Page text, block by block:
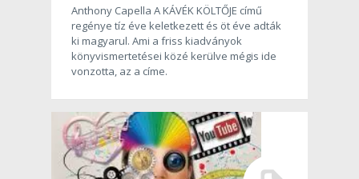
Anthony Capella A KÁVÉK KÖLTŐJE című
regénye tíz éve keletkezett és öt éve adták
ki magyarul. Ami a friss kiadványok
könyvismertetései közé kerülve mégis ide
vonzotta, az a címe.